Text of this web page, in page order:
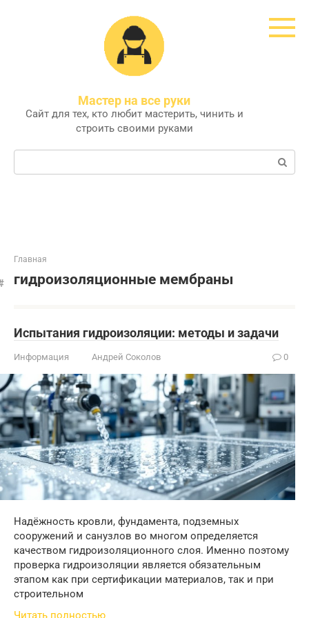
Мастер на все руки
Сайт для тех, кто любит мастерить, чинить и
строить своими руками
Поиск:
Главная
гидроизоляционные мембраны
Испытания гидроизоляции: методы и задачи
Информация Андрей Соколов 0
Надёжность кровли, фундамента, подземных
сооружений и санузлов во многом определяется
качеством гидроизоляционного слоя. Именно поэтому
проверка гидроизоляции является обязательным
этапом как при сертификации материалов, так и при
строительном